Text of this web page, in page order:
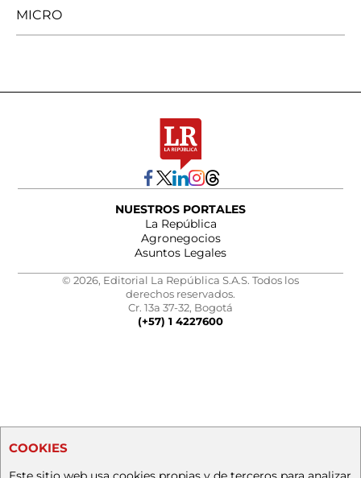
MICRO
NUESTROS PORTALES
La República
Agronegocios
Asuntos Legales
© 2026, Editorial La República S.A.S. Todos los
derechos reservados.
Cr. 13a 37-32, Bogotá
(+57) 1 4227600
COOKIES